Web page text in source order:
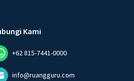
Kami
+62 815-7441-0000
info@ruangguru.com